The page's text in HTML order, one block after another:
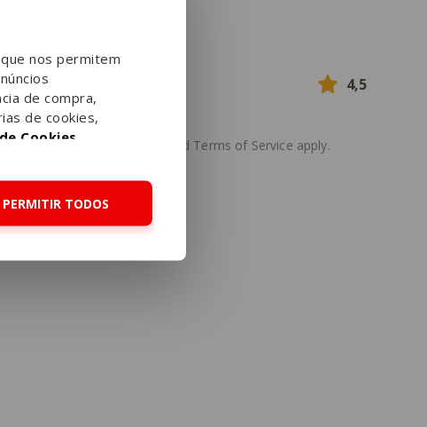
nos permitem
de compra,
de cookies,
Cookies
PERMITIR TODOS
4,5
the Google and Terms of Service apply.